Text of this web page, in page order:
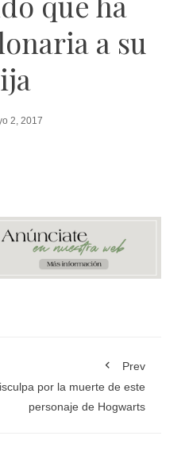
a su
2, 2017
Prev
por la muerte de este
personaje de Hogwarts